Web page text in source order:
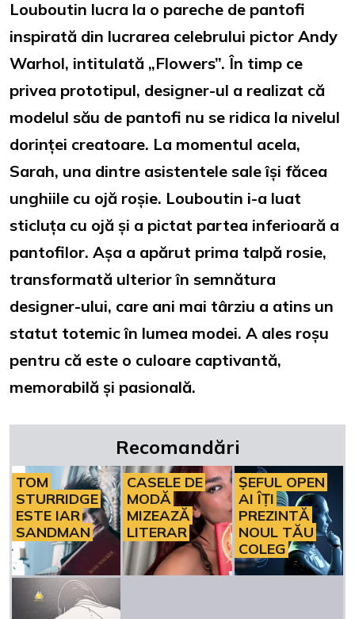
Louboutin lucra la o pareche de pantofi
inspirată din lucrarea celebrului pictor Andy
Warhol, intitulată „Flowers”. În timp ce
privea prototipul, designer-ul a realizat că
modelul său de pantofi nu se ridica la nivelul
dorinței creatoare. La momentul acela,
Sarah, una dintre asistentele sale își făcea
unghiile cu ojă roșie. Louboutin i-a luat
sticluța cu ojă și a pictat partea inferioară a
pantofilor. Așa a apărut prima talpă rosie,
transformată ulterior în semnătura
designer-ului, care ani mai târziu a atins un
statut totemic în lumea modei. A ales roșu
pentru că este o culoare captivantă,
memorabilă și pasională.
Recomandări
TOM
STURRIDGE
ESTE IAR
SANDMAN
CASELE DE
MODĂ
MIZEAZĂ
LITERAR
ȘEFUL OPEN
AI ÎȚI
PREZINTĂ
NOUL TĂU
COLEG